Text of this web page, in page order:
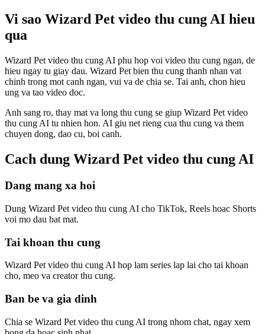
Vi sao Wizard Pet video thu cung AI hieu
qua
Wizard Pet video thu cung AI phu hop voi video thu cung ngan, de
hieu ngay tu giay dau. Wizard Pet bien thu cung thanh nhan vat
chinh trong mot canh ngan, vui va de chia se. Tai anh, chon hieu
ung va tao video doc.
Anh sang ro, thay mat va long thu cung se giup Wizard Pet video
thu cung AI tu nhien hon. AI giu net rieng cua thu cung va them
chuyen dong, dao cu, boi canh.
Cach dung Wizard Pet video thu cung AI
Dang mang xa hoi
Dung Wizard Pet video thu cung AI cho TikTok, Reels hoac Shorts
voi mo dau bat mat.
Tai khoan thu cung
Wizard Pet video thu cung AI hop lam series lap lai cho tai khoan
cho, meo va creator thu cung.
Ban be va gia dinh
Chia se Wizard Pet video thu cung AI trong nhom chat, ngay xem